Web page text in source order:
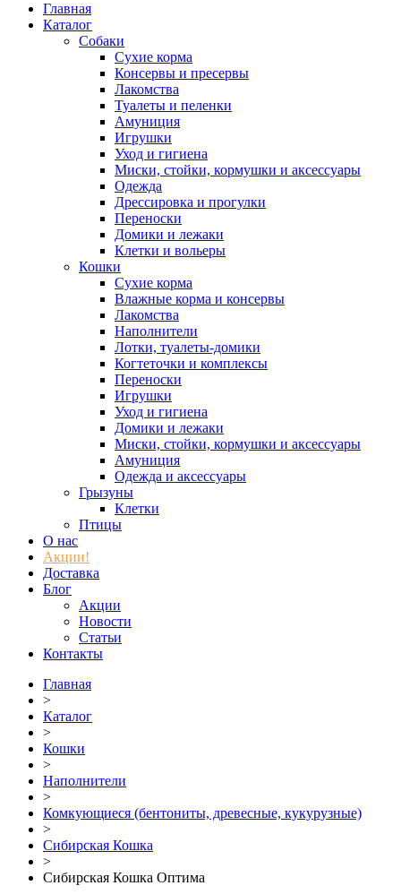
Главная
Каталог
Собаки
Сухие корма
Консервы и пресервы
Лакомства
Туалеты и пеленки
Амуниция
Игрушки
Уход и гигиена
Миски, стойки, кормушки и аксессуары
Одежда
Дрессировка и прогулки
Переноски
Домики и лежаки
Клетки и вольеры
Кошки
Сухие корма
Влажные корма и консервы
Лакомства
Наполнители
Лотки, туалеты-домики
Когтеточки и комплексы
Переноски
Игрушки
Уход и гигиена
Домики и лежаки
Миски, стойки, кормушки и аксессуары
Амуниция
Одежда и аксессуары
Грызуны
Клетки
Птицы
О нас
Акции!
Доставка
Блог
Акции
Новости
Статьи
Контакты
Главная
>
Каталог
>
Кошки
>
Наполнители
>
Комкующиеся (бентониты, древесные, кукурузные)
>
Сибирская Кошка
>
Сибирская Кошка Оптима